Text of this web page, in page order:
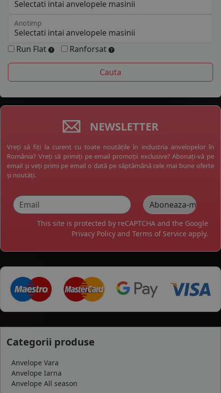
Anotimp
Run Flat Ranforsat
NEWSLETTER
Vreți să fiți la curent cu toate noutățile în industria anvelopelor în
România? Vreți să primiți pe email promoții exclusive? Abonați-vă pe
email și veți primi pe email o dată pe săptămână cele mai bune oferte
și noutăți.
This site is protected by reCAPTCHA and the Google
Privacy Policy and Terms of Service apply.
Categorii produse
Anvelope Vara
Anvelope Iarna
Anvelope All season